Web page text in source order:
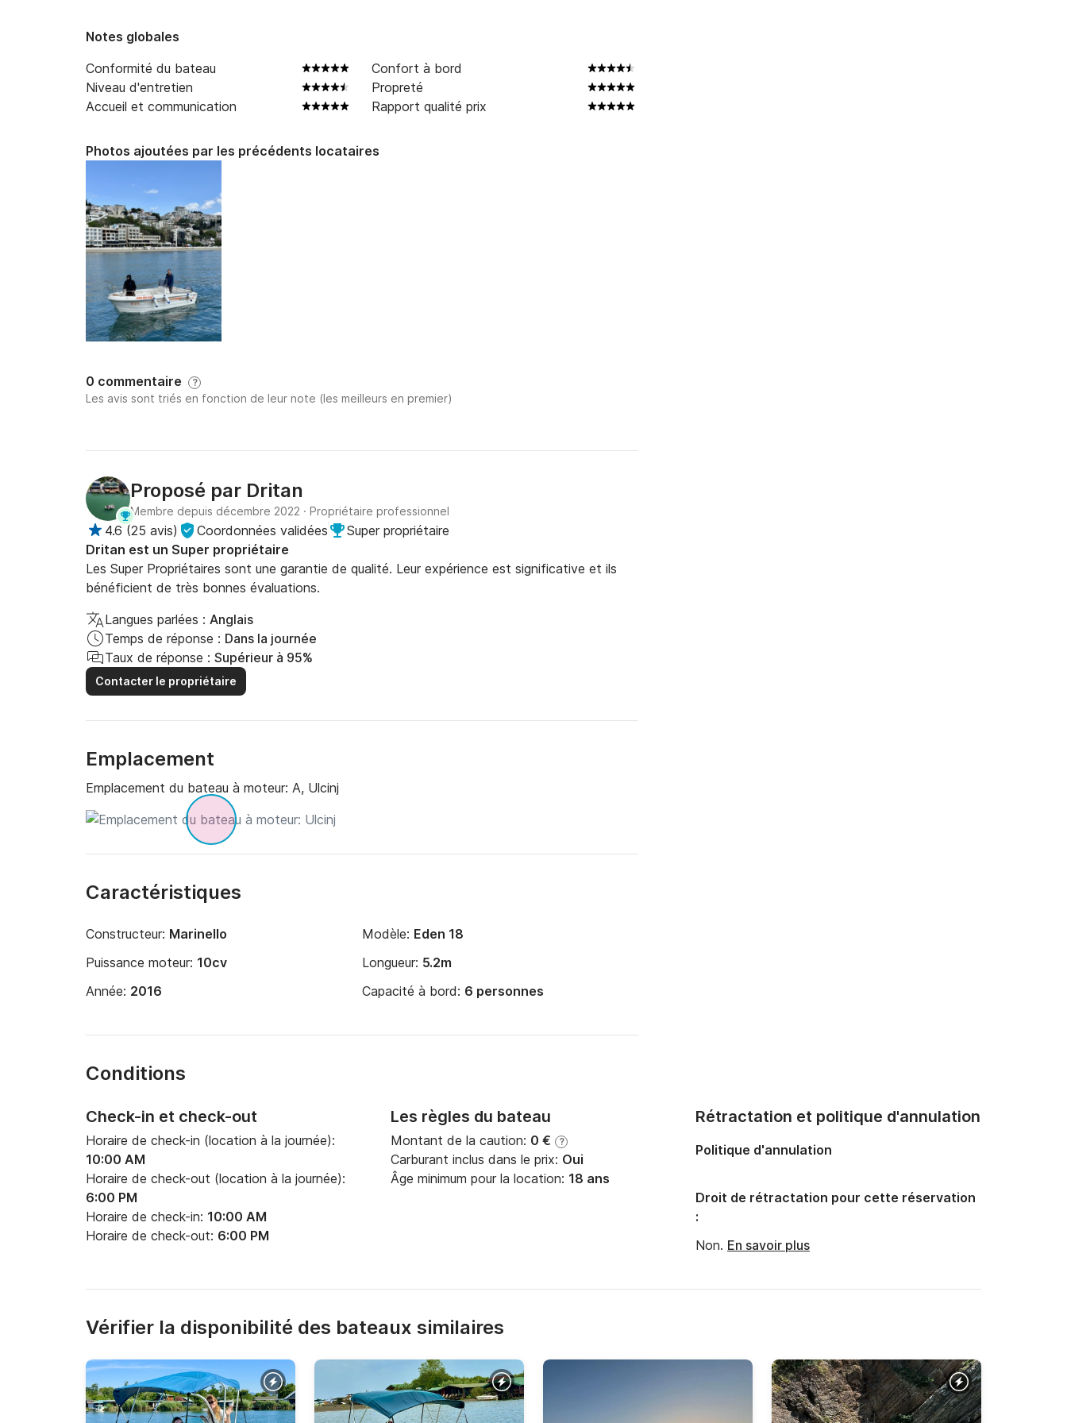
Notes globales
Conformité du bateau
Confort à bord
Niveau d'entretien
Propreté
Accueil et communication
Rapport qualité prix
Photos ajoutées par les précédents locataires
0 commentaire ?
Les avis sont triés en fonction de leur note (les meilleurs en premier)
Proposé par Dritan
Membre depuis décembre 2022 · Propriétaire professionnel
4.6 (25 avis) Coordonnées validées
Super propriétaire
Dritan est un Super propriétaire
Les Super Propriétaires sont une garantie de qualité. Leur expérience est significative et ils
bénéficient de très bonnes évaluations.
Langues parlées : Anglais
Temps de réponse : Dans la journée
Taux de réponse : Supérieur à 95%
Contacter le propriétaire
Emplacement
Emplacement du bateau à moteur: A, Ulcinj
Caractéristiques
Constructeur: Marinello Modèle: Eden 18
Puissance moteur: 10cv Longueur: 5.2m
Année: 2016 Capacité à bord: 6 personnes
Conditions
Check-in et check-out
Horaire de check-in (location à la journée):
10:00 AM
Horaire de check-out (location à la journée):
6:00 PM
Horaire de check-in: 10:00 AM
Horaire de check-out: 6:00 PM
Les règles du bateau
Montant de la caution: 0 € ?
Carburant inclus dans le prix: Oui
Âge minimum pour la location: 18 ans
Rétractation et politique d'annulation
Politique d'annulation
Droit de rétractation pour cette réservation
:
Non. En savoir plus
Vérifier la disponibilité des bateaux similaires